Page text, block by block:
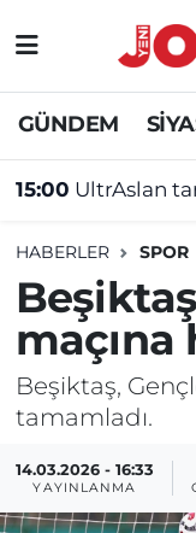
GÜNDEM
15:00 UltrAslan
HABERLER SPOR
maçına
Beşiktaş,
tamamladı.
14.03.2026 - 16:33
YAYINLANMA
GÜNDEM
SİYASET
DÜNYA
EĞİTİM
ÖZEL
Nöbetçi
Hava
Süper Lig
Tüm
Son Dakika
Haber Arşivi